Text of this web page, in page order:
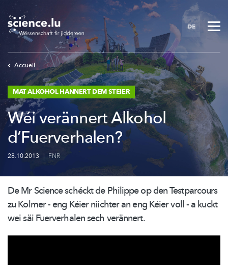
to
main
content
DE
Accueil
MAT ALKOHOL HANNERT DEM STEIER
Wéi verännert Alkohol
d’Fuerverhalen?
28.10.2013 | FNR
De Mr Science schéckt de Philippe op den Testparcours
zu Kolmer - eng Kéier niichter an eng Kéier voll - a kuckt
wei säi Fuerverhalen sech verännert.